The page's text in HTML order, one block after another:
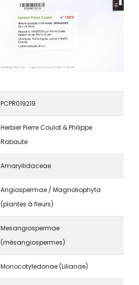
PCPR019219
Herbier Pierre Coulot & Philippe
Rabaute
Amaryllidaceae
Angiospermae / Magnoliophyta
(plantes à fleurs)
Mesangiospermae
(mésangiospermes)
Monocotyledonae (Lilianae)